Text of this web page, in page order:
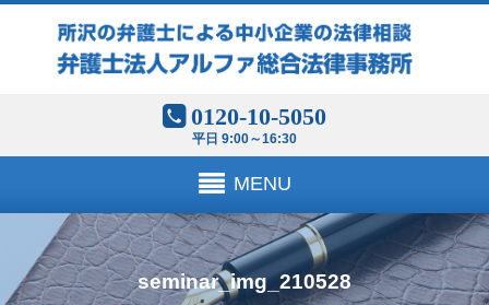
0120-10-5050
平日 9:00～16:30
MENU
seminar_img_210528